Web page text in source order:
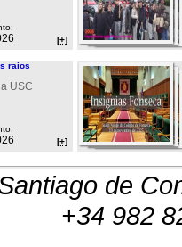
[+]
raios
USC
[+]
de
+34 982